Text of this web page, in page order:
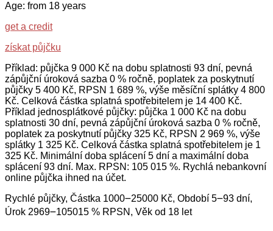
Age: from 18 years
get a credit
získat půjčku
Příklad: půjčka 9 000 Kč na dobu splatnosti 93 dní, pevná
zápůjční úroková sazba 0 % ročně, poplatek za poskytnutí
půjčky 5 400 Kč, RPSN 1 689 %, výše měsíční splátky 4 800
Kč. Celková částka splatná spotřebitelem je 14 400 Kč.
Příklad jednosplátkové půjčky: půjčka 1 000 Kč na dobu
splatnosti 30 dní, pevná zápůjční úroková sazba 0 % ročně,
poplatek za poskytnutí půjčky 325 Kč, RPSN 2 969 %, výše
splátky 1 325 Kč. Celková částka splatná spotřebitelem je 1
325 Kč. Minimální doba splácení 5 dní a maximální doba
splácení 93 dní. Max. RPSN: 105 015 %. Rychlá nebankovní
online půjčka ihned na účet.
Rychlé půjčky, Částka 1000౼25000 Kč, Období 5౼93 dní,
Úrok 2969౼105015 % RPSN, Věk od 18 let